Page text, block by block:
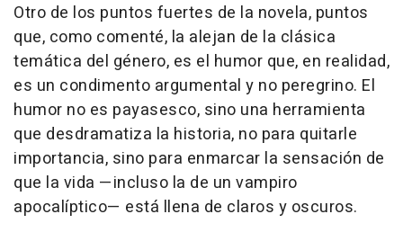
Otro de los puntos fuertes de la novela, puntos
que, como comenté, la alejan de la clásica
temática del género, es el humor que, en realidad,
es un condimento argumental y no peregrino. El
humor no es payasesco, sino una herramienta
que desdramatiza la historia, no para quitarle
importancia, sino para enmarcar la sensación de
que la vida —incluso la de un vampiro
apocalíptico— está llena de claros y oscuros.